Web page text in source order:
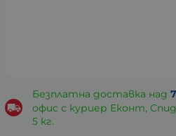
Безплатна доставка над
офис с куриер Еконт,
5 кг.